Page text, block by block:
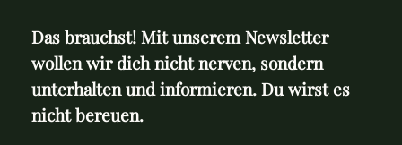
Das brauchst! Mit unserem Newsletter
wollen wir dich nicht nerven, sondern
unterhalten und informieren. Du wirst es
nicht bereuen.